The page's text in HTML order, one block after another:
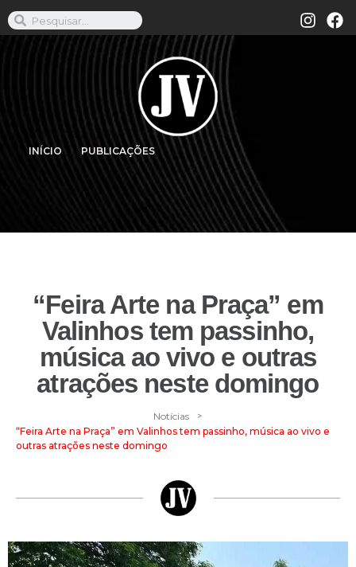
INÍCIO PUBLICAÇÕES
“Feira Arte na Praça” em
Valinhos tem passinho,
música ao vivo e outras
atrações neste domingo
Notícias >
“Feira Arte na Praça” em Valinhos tem passinho, música ao vivo e
outras atrações neste domingo